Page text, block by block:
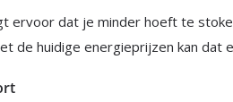
ervoor dat je minder hoeft te
de huidige energieprijzen kan dat